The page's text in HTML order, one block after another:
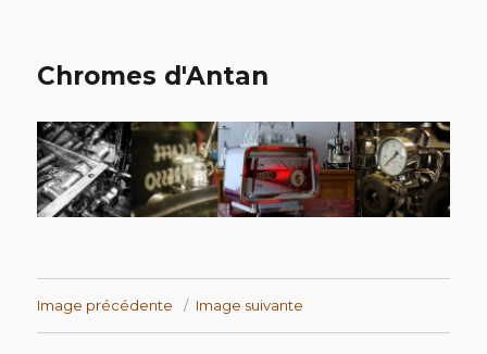
Chromes d'Antan
Image précédente Image suivante